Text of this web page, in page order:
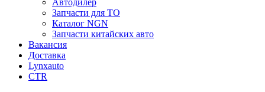
Автодилер
Запчасти для ТО
Каталог NGN
Запчасти китайских авто
Вакансия
Доставка
Lynxauto
CTR